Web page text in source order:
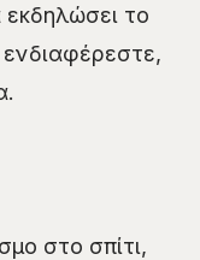
εκδηλώσει το
στο σπίτι,